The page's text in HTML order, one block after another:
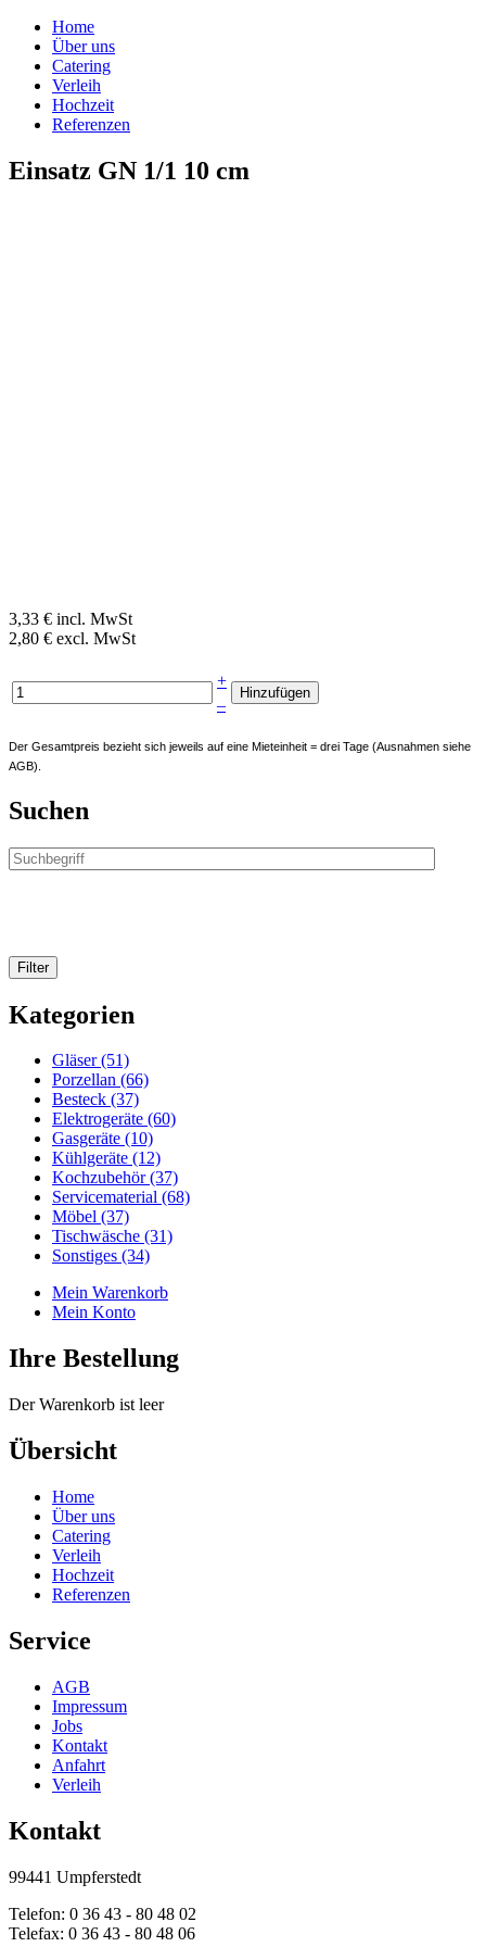
Home
Über uns
Catering
Verleih
Hochzeit
Referenzen
Einsatz GN 1/1 10 cm
3,33 € incl. MwSt
2,80 € excl. MwSt
+
–
Der Gesamtpreis bezieht sich jeweils auf eine Mieteinheit = drei Tage (Ausnahmen siehe
AGB).
Suchen
Kategorien
Gläser (51)
Porzellan (66)
Besteck (37)
Elektrogeräte (60)
Gasgeräte (10)
Kühlgeräte (12)
Kochzubehör (37)
Servicematerial (68)
Möbel (37)
Tischwäsche (31)
Sonstiges (34)
Mein Warenkorb
Mein Konto
Ihre Bestellung
Der Warenkorb ist leer
Übersicht
Home
Über uns
Catering
Verleih
Hochzeit
Referenzen
Service
AGB
Impressum
Jobs
Kontakt
Anfahrt
Verleih
Kontakt
99441 Umpferstedt
Telefon: 0 36 43 - 80 48 02
Telefax: 0 36 43 - 80 48 06